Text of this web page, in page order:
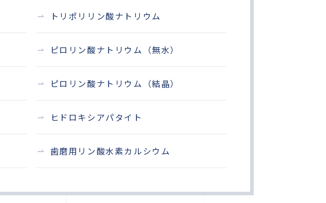
トリポリリン酸ナトリウム
ピロリン酸ナトリウム（無水）
ピロリン酸ナトリウム（結晶）
ヒドロキシアパタイト
歯磨用リン酸水素カルシウム